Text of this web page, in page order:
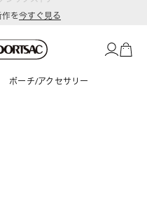
作を今すぐ見る
ポーチ/アクセサリー